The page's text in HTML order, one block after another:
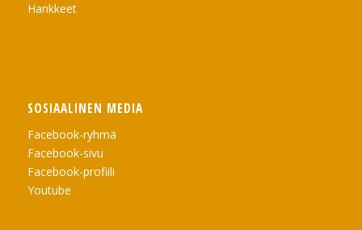
Hankkeet
SOSIAALINEN MEDIA
Facebook-ryhmä
Facebook-sivu
Facebook-profiili
Youtube